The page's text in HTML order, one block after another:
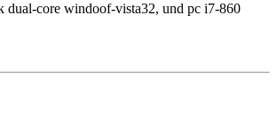
dual-core windoof-vista32, und pc i7-860